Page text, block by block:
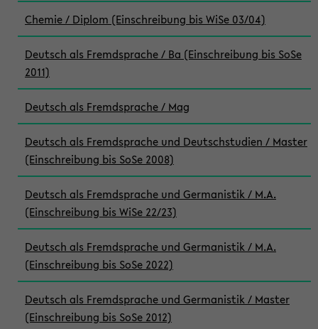
Chemie / Diplom (Einschreibung bis WiSe 03/04)
Deutsch als Fremdsprache / Ba (Einschreibung bis SoSe
2011)
Deutsch als Fremdsprache / Mag
Deutsch als Fremdsprache und Deutschstudien / Master
(Einschreibung bis SoSe 2008)
Deutsch als Fremdsprache und Germanistik / M.A.
(Einschreibung bis WiSe 22/23)
Deutsch als Fremdsprache und Germanistik / M.A.
(Einschreibung bis SoSe 2022)
Deutsch als Fremdsprache und Germanistik / Master
(Einschreibung bis SoSe 2012)